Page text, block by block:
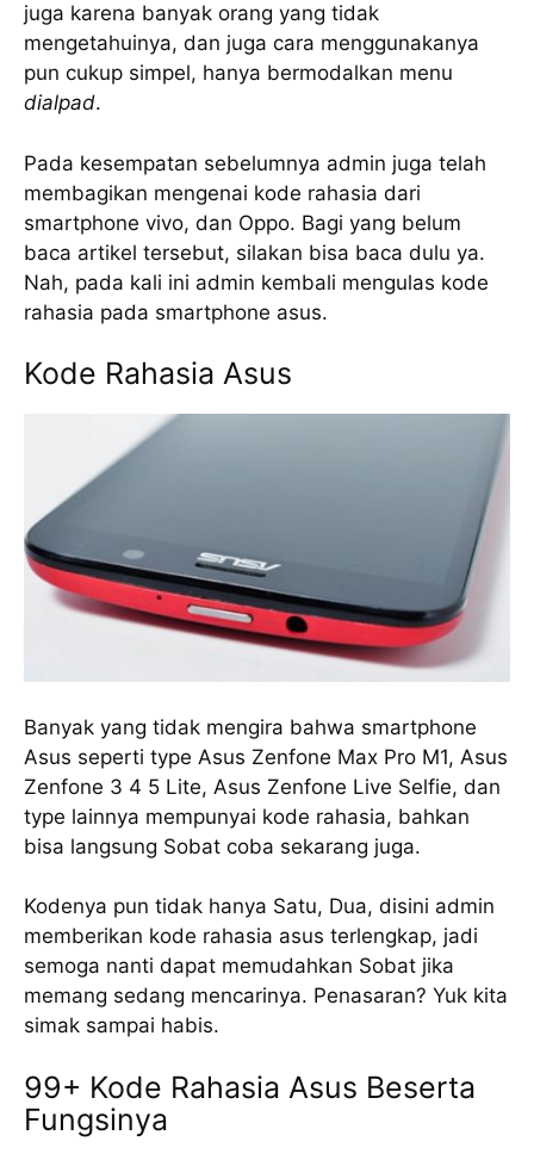
juga karena banyak orang yang tidak
mengetahuinya, dan juga cara menggunakanya
pun cukup simpel, hanya bermodalkan menu
dialpad.
Pada kesempatan sebelumnya admin juga telah
membagikan mengenai kode rahasia dari
smartphone vivo, dan Oppo. Bagi yang belum
baca artikel tersebut, silakan bisa baca dulu ya.
Nah, pada kali ini admin kembali mengulas kode
rahasia pada smartphone asus.
Kode Rahasia Asus
Banyak yang tidak mengira bahwa smartphone
Asus seperti type Asus Zenfone Max Pro M1, Asus
Zenfone 3 4 5 Lite, Asus Zenfone Live Selfie, dan
type lainnya mempunyai kode rahasia, bahkan
bisa langsung Sobat coba sekarang juga.
Kodenya pun tidak hanya Satu, Dua, disini admin
memberikan kode rahasia asus terlengkap, jadi
semoga nanti dapat memudahkan Sobat jika
memang sedang mencarinya. Penasaran? Yuk kita
simak sampai habis.
99+ Kode Rahasia Asus Beserta
Fungsinya